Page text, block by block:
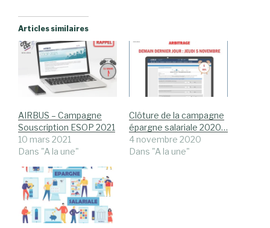
Articles similaires
AIRBUS – Campagne
Souscription ESOP 2021
10 mars 2021
Dans "A la une"
Clôture de la campagne
épargne salariale 2020…
4 novembre 2020
Dans "A la une"